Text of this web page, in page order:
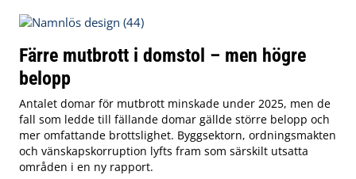
Färre mutbrott i domstol – men högre
belopp
Antalet domar för mutbrott minskade under 2025, men de
fall som ledde till fällande domar gällde större belopp och
mer omfattande brottslighet. Byggsektorn, ordningsmakten
och vänskapskorruption lyfts fram som särskilt utsatta
områden i en ny rapport.